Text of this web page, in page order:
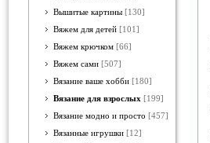
Вышитые картины [130]
Вяжем для детей [101]
Вяжем крючком [66]
Вяжем сами [507]
Вязание ваше хобби [180]
Вязание для взрослых [199]
Вязание модно и просто [457]
Вязанные игрушки [12]